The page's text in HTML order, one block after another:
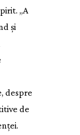
„A
și
despre
de